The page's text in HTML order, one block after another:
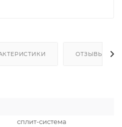
ОТЗЫВЫ
сплит-система